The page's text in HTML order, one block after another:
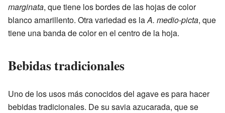
marginata, que tiene los bordes de las hojas de color
blanco amarillento. Otra variedad es laA. medio-picta, que
tiene una banda de color en el centro de la hoja.
Bebidas tradicionales
Uno de los usos más conocidos del agave es para hacer
bebidas tradicionales. De su savia azucarada, que se